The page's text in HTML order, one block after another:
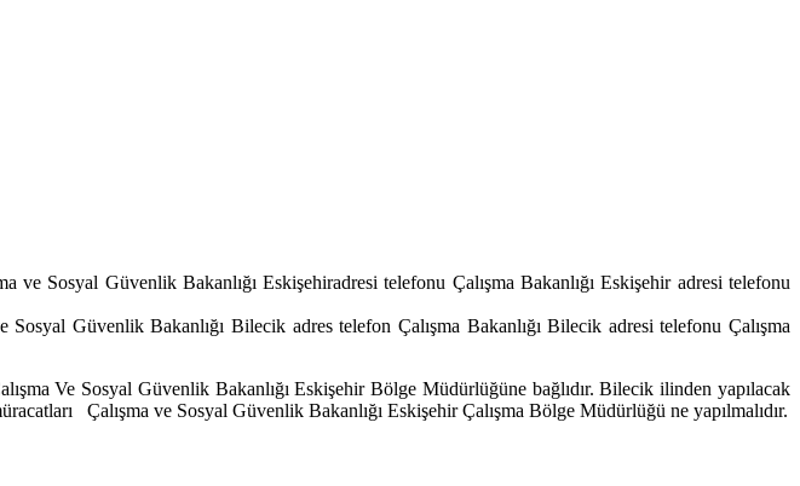
Sosyal Güvenlik Bakanlığı Eskişehiradresi telefonu Çalışma Bakanlığı Eskişehir adresi telefonu
Güvenlik Bakanlığı Bilecik adres telefon Çalışma Bakanlığı Bilecik adresi telefonu Çalışma
Ve Sosyal Güvenlik Bakanlığı Eskişehir Bölge Müdürlüğüne bağlıdır. Bilecik ilinden yapılacak
Çalışma ve Sosyal Güvenlik Bakanlığı Eskişehir Çalışma Bölge Müdürlüğü ne yapılmalıdır.